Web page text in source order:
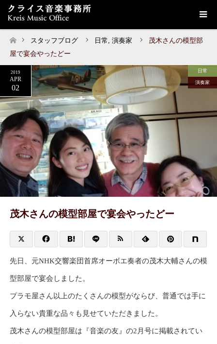
スタッフブログ 日常 , 演奏家
茂木さんの模型部
屋で宴会やったどー
2019
APR
02
日常
演奏家
茂木さんの模型部屋で宴会やったどー
先日、元NHK交響楽団首席オーボエ奏者の茂木大輔さんの模
型部屋で宴会しました。
プラモ屋さん以上のたくさんの模型がならび、普通では手に
入らない貴重な品々も見せていただきました。
茂木さんの模型部屋は『音楽の友』の2月号に掲載されてい